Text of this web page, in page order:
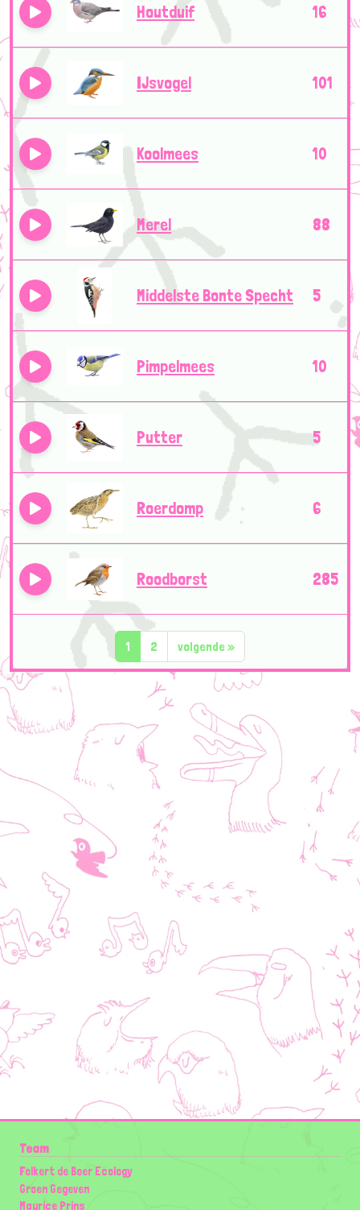
Houtduif 16
IJsvogel 101
Koolmees 10
Merel 88
Middelste Bonte Specht 5
Pimpelmees 10
Putter 5
Roerdomp 6
Roodborst 285
1 2 volgende»
Team
Folkert de Boer Ecology
Groen Gegeven
Maurice Prins